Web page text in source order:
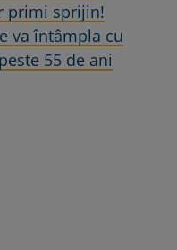
primi sprijin!
va întâmpla cu
55 de ani